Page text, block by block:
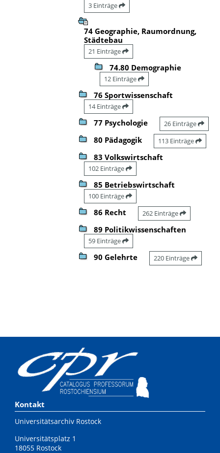
3 Einträge
74 Geographie, Raumordnung,
Städtebau
21 Einträge
74.80 Demographie
12 Einträge
76 Sportwissenschaft
14 Einträge
77 Psychologie 26 Einträge
80 Pädagogik 113 Einträge
83 Volkswirtschaft
102 Einträge
85 Betriebswirtschaft
100 Einträge
86 Recht 262 Einträge
89 Politikwissenschaften
59 Einträge
90 Gelehrte 220 Einträge
Kontakt
Universitätsarchiv Rostock
Universitätsplatz 1
18055 Rostock